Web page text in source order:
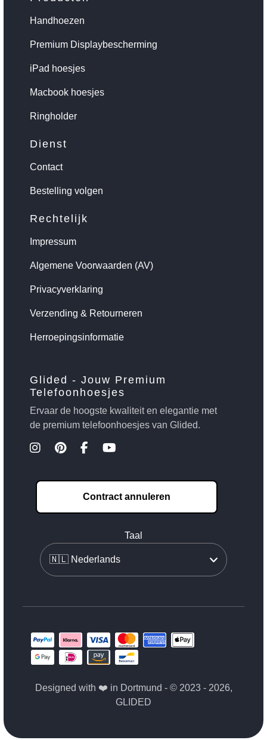
Handhoezen
Premium Displaybescherming
iPad hoesjes
Macbook hoesjes
Ringholder
Dienst
Contact
Bestelling volgen
Rechtelijk
Impressum
Algemene Voorwaarden (AV)
Privacyverklaring
Verzending & Retourneren
Herroepingsinformatie
Glided - Jouw Premium
Telefoonhoesjes
Ervaar de hoogste kwaliteit en elegantie met
de premium telefoonhoesjes van Glided.
Contract annuleren
Taal
Designed with ❤️ in Dortmund - © 2023 - 2026,
GLIDED